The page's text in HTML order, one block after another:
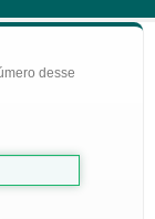
desse